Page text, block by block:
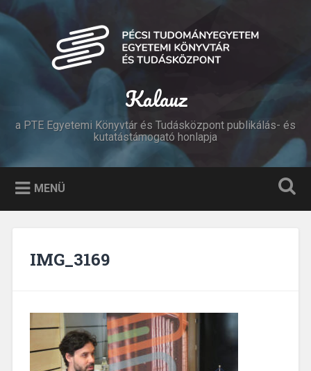
Tovább
tartalomhoz
Keresés
Kalauz
a PTE Egyetemi Könyvtár és Tudásközpont publikálás- és
kutatástámogató honlapja
MENÜ
IMG_3169